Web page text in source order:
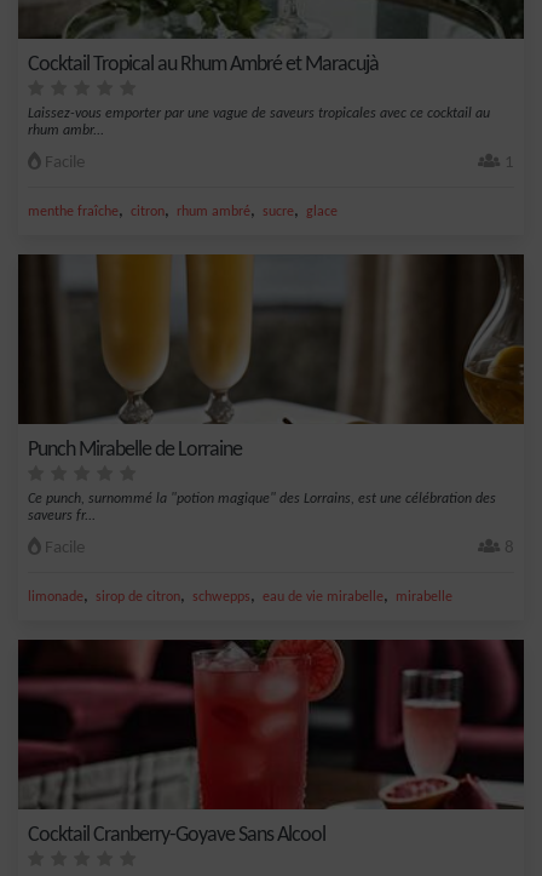
Cocktail Tropical au Rhum Ambré et Maracujà
Laissez-vous emporter par une vague de saveurs tropicales avec ce cocktail au
rhum ambr...
Facile 1
menthe fraîche, citron, rhum ambré, sucre, glace
Punch Mirabelle de Lorraine
Ce punch, surnommé la "potion magique" des Lorrains, est une célébration des
saveurs fr...
Facile 8
limonade, sirop de citron, schwepps, eau de vie mirabelle, mirabelle
Cocktail Cranberry-Goyave Sans Alcool